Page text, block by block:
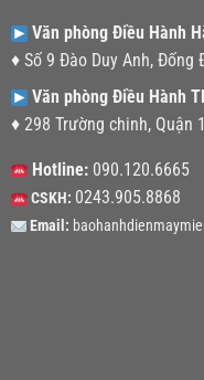
Văn phòng Điều Hành
♦ Số 9 Đào Duy Anh, Đống
Văn phòng Điều Hành
♦ 298 Trường chinh, Quận
Hotline:090.120.6665
CSKH: 0243.905.8868
Email: